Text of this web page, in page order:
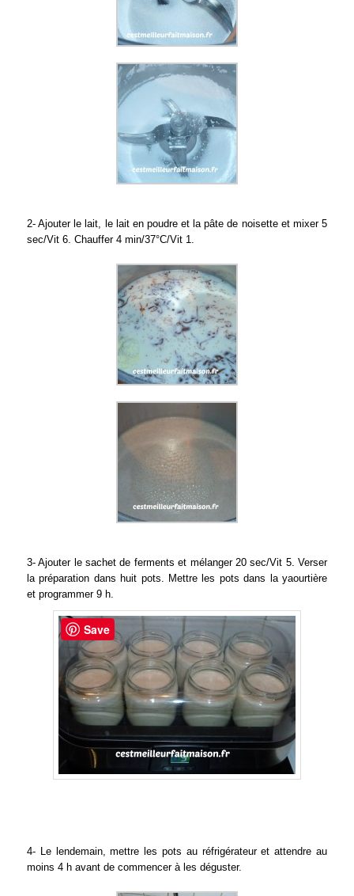
2- Ajouter le lait, le lait en poudre et la pâte de noisette et mixer 5
sec/Vit 6. Chauffer 4 min/37°C/Vit 1.
3- Ajouter le sachet de ferments et mélanger 20 sec/Vit 5. Verser
la préparation dans huit pots. Mettre les pots dans la yaourtière
et programmer 9 h.
4- Le lendemain, mettre les pots au réfrigérateur et attendre au
moins 4 h avant de commencer à les déguster.
Save